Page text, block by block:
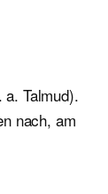
Talmud).
nach, am